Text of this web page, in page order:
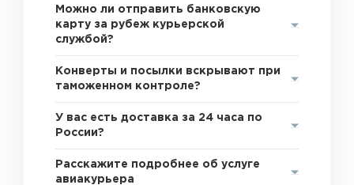
Можно ли отправить банковскую
карту за рубеж курьерской
службой?
Конверты и посылки вскрывают при
таможенном контроле?
У вас есть доставка за 24 часа по
России?
Расскажите подробнее об услуге
авиакурьера